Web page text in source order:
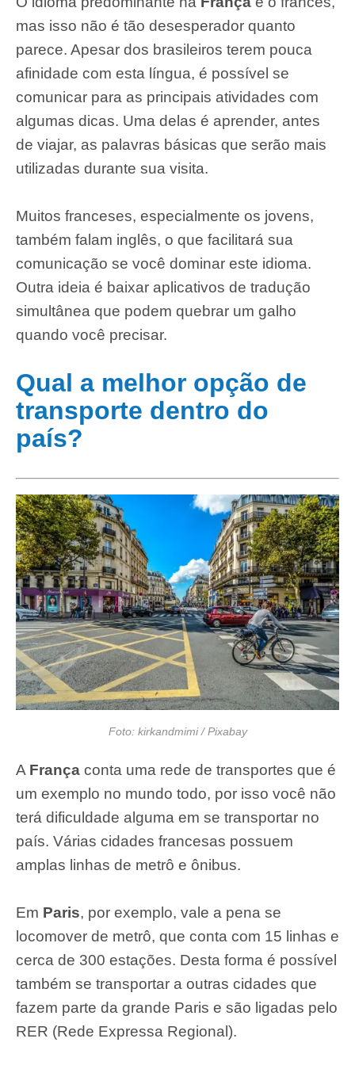
mas isso não é tão desesperador quanto
parece. Apesar dos brasileiros terem pouca
afinidade com esta língua, é possível se
comunicar para as principais atividades com
algumas dicas. Uma delas é aprender, antes
de viajar, as palavras básicas que serão mais
utilizadas durante sua visita.
Muitos franceses, especialmente os jovens,
também falam inglês, o que facilitará sua
comunicação se você dominar este idioma.
Outra ideia é baixar aplicativos de tradução
simultânea que podem quebrar um galho
quando você precisar.
Qual a melhor opção de
transporte dentro do
país?
Foto: kirkandmimi / Pixabay
A França conta uma rede de transportes que é
um exemplo no mundo todo, por isso você não
terá dificuldade alguma em se transportar no
país. Várias cidades francesas possuem
amplas linhas de metrô e ônibus.
Em Paris, por exemplo, vale a pena se
locomover de metrô, que conta com 15 linhas e
cerca de 300 estações. Desta forma é possível
também se transportar a outras cidades que
fazem parte da grande Paris e são ligadas pelo
RER (Rede Expressa Regional).